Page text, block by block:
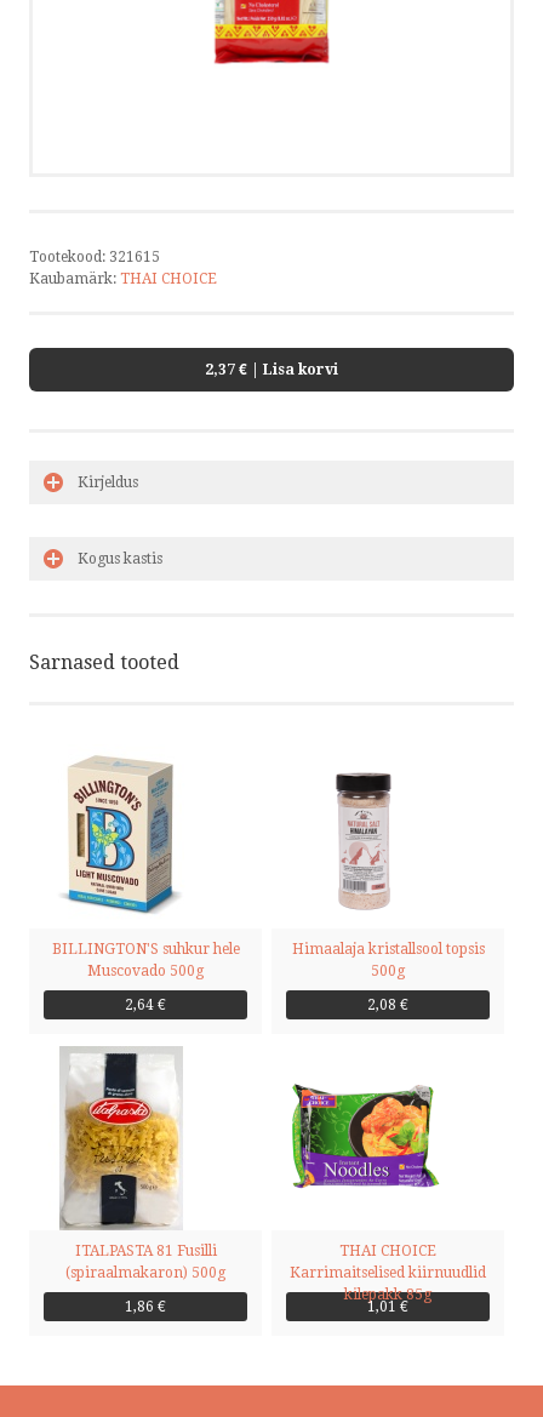
Tootekood: 321615
Kaubamärk: THAI CHOICE
2,37 € | Lisa korvi
Kirjeldus
Kogus kastis
Sarnased tooted
BILLINGTON'S suhkur hele
Muscovado 500g
2,64 €
Himaalaja kristallsool topsis
500g
2,08 €
ITALPASTA 81 Fusilli
(spiraalmakaron) 500g
1,86 €
THAI CHOICE
Karrimaitselised kiirnuudlid
kilepakk 85g
1,01 €